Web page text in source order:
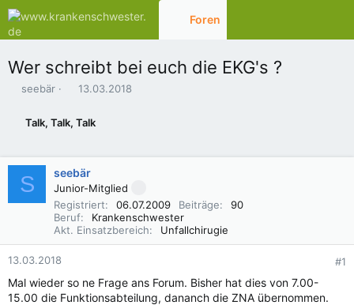
Foren
Wer schreibt bei euch die EKG's ?
E
s
l
e
r
seebär
E
s
t
l
l
t
a
m
13.03.2018
Talk, Talk, Talk
S seebär
Junior-Mitglied
Registriert
06.07.2009 Beiträge
90
Beruf
Krankenschwester
Akt. Einsatzbereich
Unfallchirugie
13.03.2018 #1
Mal wieder so ne Frage ans Forum. Bisher hat dies von 7.00-
15.00 die Funktionsabteilung, dananch die ZNA übernommen.